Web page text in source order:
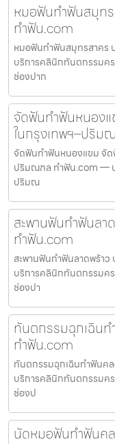
หมอฟันทำฟันสมุท
ทำฟัน.com
หมอฟันทำฟันสมุทรสาคร
บริการคลินิกทันตกรรมค
ช่องปาก
จัดฟันทำฟันหนอง
ในกรุงเทพฯ–ปริ
จัดฟันทำฟันหนองแขม จัด
ปริมณฑล ทำฟัน.com —
ปริมณ
สะพานฟันทำฟันลา
ทำฟัน.com
สะพานฟันทำฟันลาดพร้า
บริการคลินิกทันตกรรมค
ช่องปา
ทันตกรรมฉุกเฉิน
ทำฟัน.com
ทันตกรรมฉุกเฉินทำฟันค
บริการคลินิกทันตกรรมค
ช่องป
นัดหมอฟันทำฟันค